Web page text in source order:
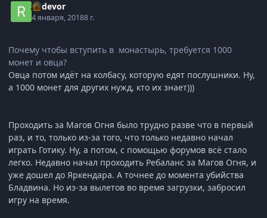
Radevor
4 января, 20188 г.
Почему чтобы вступить в монастырь, требуется 1000
монет и овца?
Овца потом идёт на колбасу, которую едят послушники. Ну,
а 1000 монет для других нужд, кто их знает)))
Проходить за Магов Огня было трудно разве что в первый
раз, и то, только из-за того, что только недавно начал
играть Готику. Ну, а потом, с помощью форумов всё стало
легко. Недавно начал проходить Ребаланс за Магов Огня, и
уже дошел до Яркендара. А точнее до момента убийства
Бладвина. Но из-за вылетов во время загрузки, забросил
игру на время.